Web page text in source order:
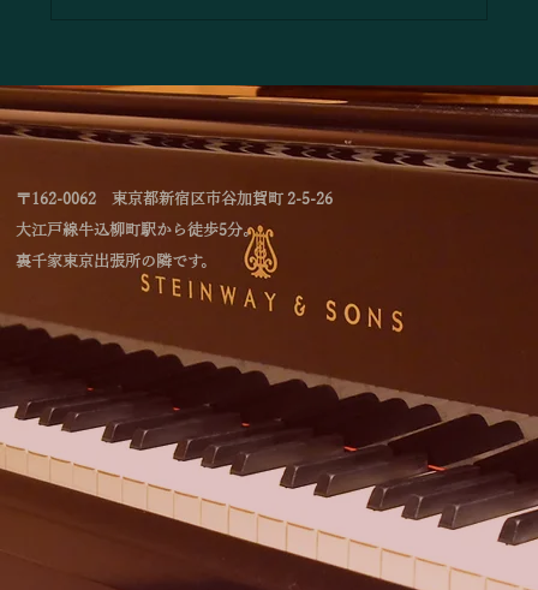
ー」
〒162-0062 東京都新宿区市谷加賀町 2-5-26
大江戸線牛込柳町駅から徒歩5分。
裏千家東京出張所の隣です。